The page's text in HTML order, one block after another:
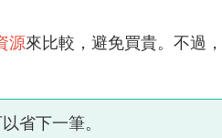
源來比較，避免買貴。不過，
省下一筆。